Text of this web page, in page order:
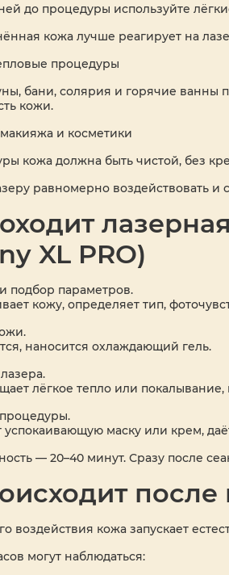
до процедуры используйте
кожа лучше реагирует на
процедуры
бани, солярия и горячие ванны
кожи.
и косметики
кожа должна быть чистой, без
равномерно воздействовать и
XL PRO)
подбор параметров.
кожу, определяет тип,
наносится охлаждающий гель.
лёгкое тепло или
успокаивающую маску или крем,
— 20–40 минут. Сразу после
воздействия кожа запускает
могут наблюдаться: